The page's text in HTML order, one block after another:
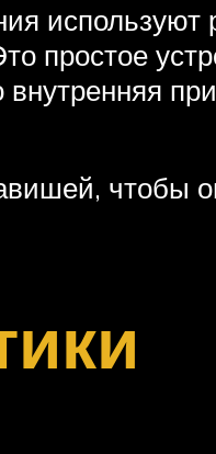
используют
простое
чтобы